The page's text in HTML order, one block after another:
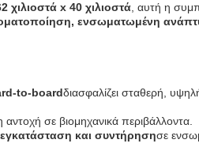
χιλιοστά x 40 χιλιοστά , αυτή η
ενσωματωμένη
to-boardδιασφαλίζει σταθερή,
αντοχή σε βιομηχανικά περιβάλλοντα.
και συντήρησησε